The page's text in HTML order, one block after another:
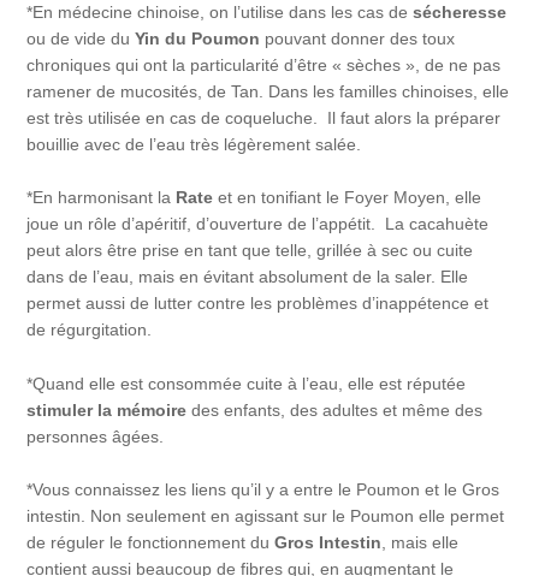
*En médecine chinoise, on l’utilise dans les cas desécheresse
ou de vide duYin du Poumon pouvant donner des toux
chroniques qui ont la particularité d’être « sèches », de ne pas
ramener de mucosités, de Tan. Dans les familles chinoises, elle
est très utilisée en cas de coqueluche. Il faut alors la préparer
bouillie avec de l’eau très légèrement salée.
*En harmonisant la Rate et en tonifiant le Foyer Moyen, elle
joue un rôle d’apéritif, d’ouverture de l’appétit. La cacahuète
peut alors être prise en tant que telle, grillée à sec ou cuite
dans de l’eau, mais en évitant absolument de la saler. Elle
permet aussi de lutter contre les problèmes d’inappétence et
de régurgitation.
*Quand elle est consommée cuite à l’eau, elle est réputée
stimuler la mémoire des enfants, des adultes et même des
personnes âgées.
*Vous connaissez les liens qu’il y a entre le Poumon et le Gros
intestin. Non seulement en agissant sur le Poumon elle permet
de réguler le fonctionnement duGros Intestin , mais elle
contient aussi beaucoup de fibres qui, en augmentant le